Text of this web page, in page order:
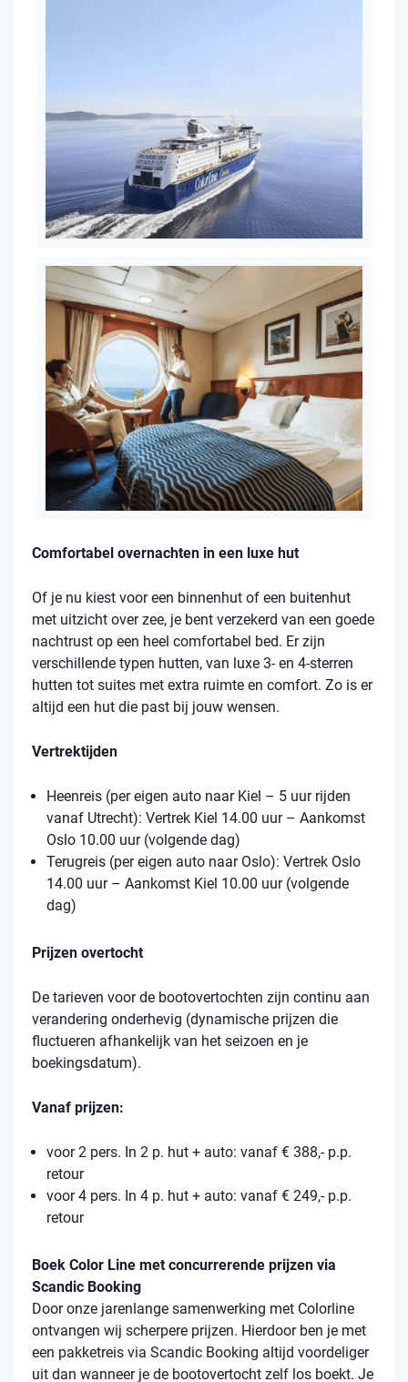
Comfortabel overnachten in een luxe hut
Of je nu kiest voor een binnenhut of een buitenhut
met uitzicht over zee, je bent verzekerd van een goede
nachtrust op een heel comfortabel bed. Er zijn
verschillende typen hutten, van luxe 3- en 4-sterren
hutten tot suites met extra ruimte en comfort. Zo is er
altijd een hut die past bij jouw wensen.
Vertrektijden
Heenreis (per eigen auto naar Kiel – 5 uur rijden
vanaf Utrecht): Vertrek Kiel 14.00 uur – Aankomst
Oslo 10.00 uur (volgende dag)
Terugreis (per eigen auto naar Oslo): Vertrek Oslo
14.00 uur – Aankomst Kiel 10.00 uur (volgende
dag)
Prijzen overtocht
De tarieven voor de bootovertochten zijn continu aan
verandering onderhevig (dynamische prijzen die
fluctueren afhankelijk van het seizoen en je
boekingsdatum).
Vanaf prijzen:
voor 2 pers. In 2 p. hut + auto: vanaf € 388,- p.p.
retour
voor 4 pers. In 4 p. hut + auto: vanaf € 249,- p.p.
retour
Boek Color Line met concurrerende prijzen via
Scandic Booking
Door onze jarenlange samenwerking met Colorline
ontvangen wij scherpere prijzen. Hierdoor ben je met
een pakketreis via Scandic Booking altijd voordeliger
uit dan wanneer je de bootovertocht zelf los boekt. Je